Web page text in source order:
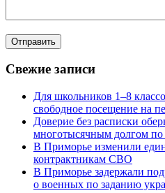
Свежие записи
Для школьников 1–8
свободное посещение на
Доверие без расписки
многотысячным долгом по
В Приморье изменили
контрактникам СВО
В Приморье задержали
о военных по заданию